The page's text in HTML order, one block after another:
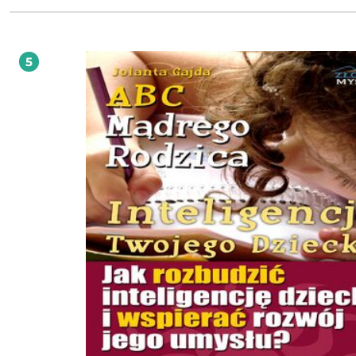
stanowi zbiór praktycznych porad na temat tego, jak zachowywać się na co
metody zastosować u siebie w domu. Po przeczytaniu tej książki będziesz wiedział: -
Jak i kiedy karać i nagradzać, chwalić i ganić swoje dziecko? - Jak nauczyć je zaradności
i pewności siebie? - Jak rozbudzić w nim wiarę we własne siły? - Jak wspomóc jego
rozwój emocjonalny i intelektualny? - Jak rozwinąć w dziecku umiejętność właściwego
dysponowania swoimi pieniędzmi? Czy wiesz, że w świetle dzisiejszej nauki każde
dziecko rodzi się wszechstronnie uzdolnione, z olbrzymim potencjałem
5